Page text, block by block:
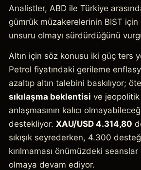
Analistler, ABD ile Türkiye
gümrük müzakerelerinin BIST
unsuru olmayı sürdürdüğünü
Altın için söz konusu iki güç ters
Petrol fiyatındaki gerileme
azaltıp altın talebini baskılıyor;
sıkılaşma beklentisi ve
anlaşmasının kalıcı
destekliyor. XAU/USD 4.314,80
sıkışık seyrederken, 4.300
kırılmaması önümüzdeki
olmaya devam ediyor.